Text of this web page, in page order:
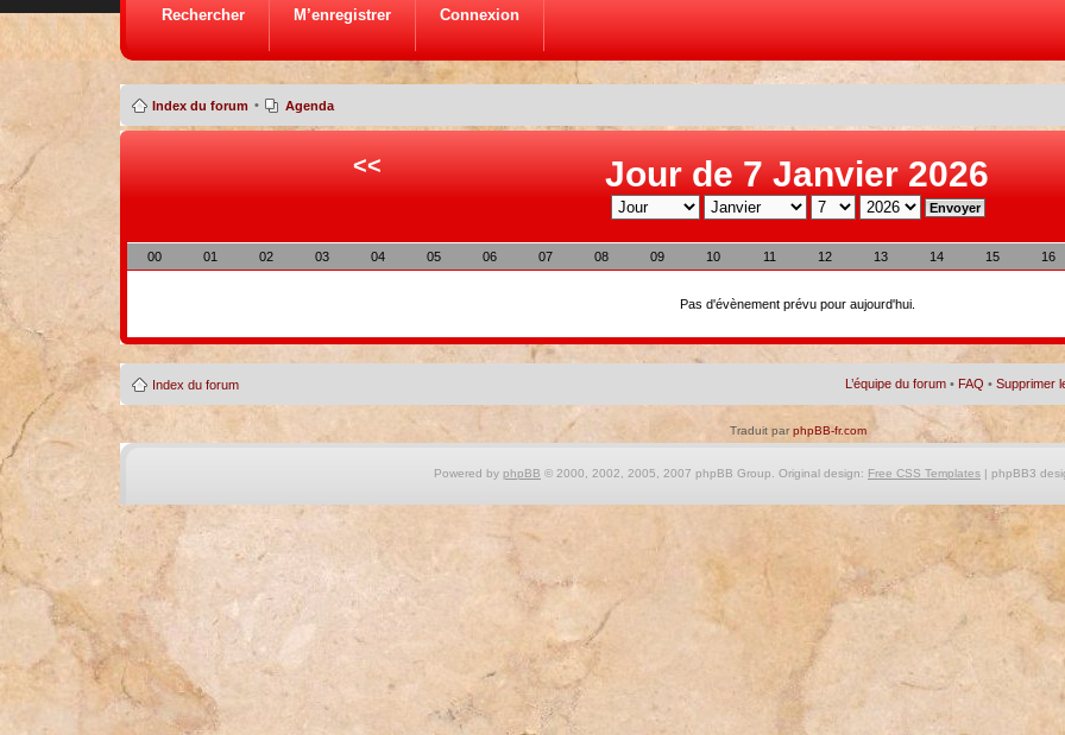
Rechercher M’enregistrer Connexion
Index du forum • Agenda
<< Jour de 7 Janvier 2026
00 01 02 03 04 05 06 07 08 09 10 11 12 13 14 15 16
Pas d'évènement prévu pour aujourd'hui.
Index du forum L’équipe du forum • FAQ •Supprimer
Traduit parphpBB-fr.com
Powered by phpBB © 2000, 2002, 2005, 2007 phpBB Group. Original design: Free CSS Templates| phpBB3